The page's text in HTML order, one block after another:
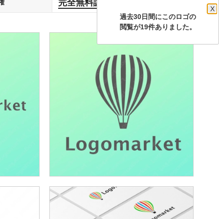
過去30日間にこのロゴの
X
閲覧が19件ありました。